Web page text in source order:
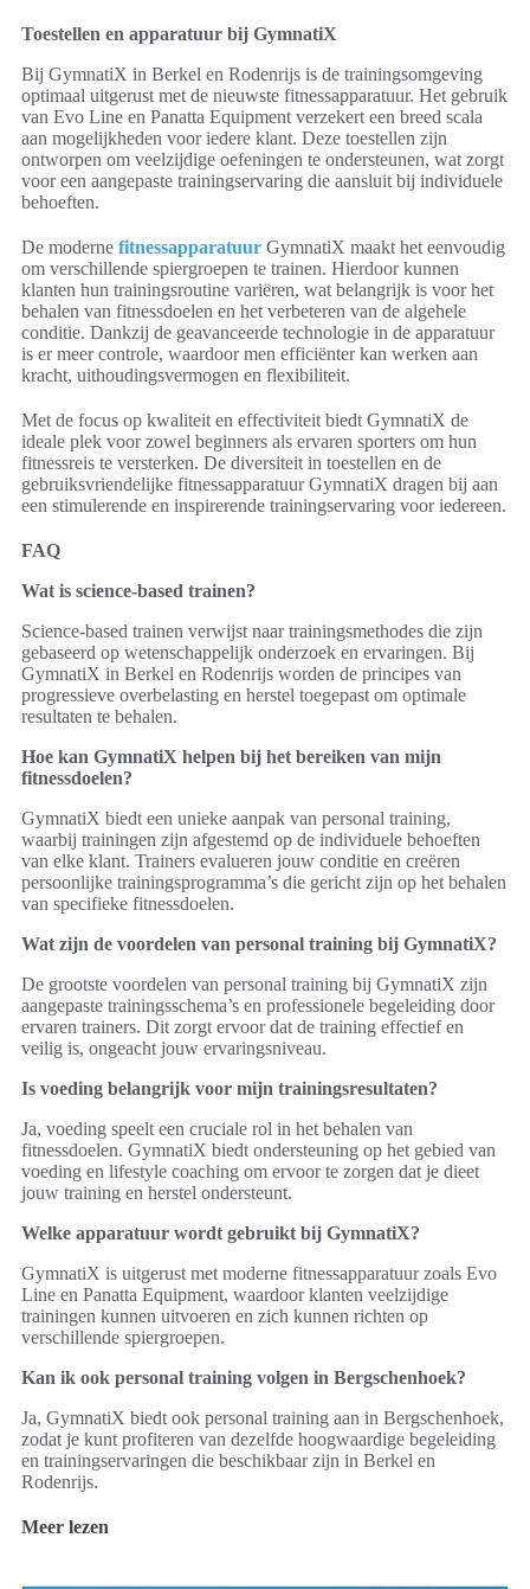
Toestellen en apparatuur bij GymnatiX
Bij GymnatiX in Berkel en Rodenrijs is de trainingsomgeving
optimaal uitgerust met de nieuwste fitnessapparatuur. Het gebruik
van Evo Line en Panatta Equipment verzekert een breed scala
aan mogelijkheden voor iedere klant. Deze toestellen zijn
ontworpen om veelzijdige oefeningen te ondersteunen, wat zorgt
voor een aangepaste trainingservaring die aansluit bij individuele
behoeften.
De moderne fitnessapparatuur GymnatiX maakt het eenvoudig
om verschillende spiergroepen te trainen. Hierdoor kunnen
klanten hun trainingsroutine variëren, wat belangrijk is voor het
behalen van fitnessdoelen en het verbeteren van de algehele
conditie. Dankzij de geavanceerde technologie in de apparatuur
is er meer controle, waardoor men efficiënter kan werken aan
kracht, uithoudingsvermogen en flexibiliteit.
Met de focus op kwaliteit en effectiviteit biedt GymnatiX de
ideale plek voor zowel beginners als ervaren sporters om hun
fitnessreis te versterken. De diversiteit in toestellen en de
gebruiksvriendelijke fitnessapparatuur GymnatiX dragen bij aan
een stimulerende en inspirerende trainingservaring voor iedereen.
FAQ
Wat is science-based trainen?
Science-based trainen verwijst naar trainingsmethodes die zijn
gebaseerd op wetenschappelijk onderzoek en ervaringen. Bij
GymnatiX in Berkel en Rodenrijs worden de principes van
progressieve overbelasting en herstel toegepast om optimale
resultaten te behalen.
Hoe kan GymnatiX helpen bij het bereiken van mijn
fitnessdoelen?
GymnatiX biedt een unieke aanpak van personal training,
waarbij trainingen zijn afgestemd op de individuele behoeften
van elke klant. Trainers evalueren jouw conditie en creëren
persoonlijke trainingsprogramma’s die gericht zijn op het behalen
van specifieke fitnessdoelen.
Wat zijn de voordelen van personal training bij GymnatiX?
De grootste voordelen van personal training bij GymnatiX zijn
aangepaste trainingsschema’s en professionele begeleiding door
ervaren trainers. Dit zorgt ervoor dat de training effectief en
veilig is, ongeacht jouw ervaringsniveau.
Is voeding belangrijk voor mijn trainingsresultaten?
Ja, voeding speelt een cruciale rol in het behalen van
fitnessdoelen. GymnatiX biedt ondersteuning op het gebied van
voeding en lifestyle coaching om ervoor te zorgen dat je dieet
jouw training en herstel ondersteunt.
Welke apparatuur wordt gebruikt bij GymnatiX?
GymnatiX is uitgerust met moderne fitnessapparatuur zoals Evo
Line en Panatta Equipment, waardoor klanten veelzijdige
trainingen kunnen uitvoeren en zich kunnen richten op
verschillende spiergroepen.
Kan ik ook personal training volgen in Bergschenhoek?
Ja, GymnatiX biedt ook personal training aan in Bergschenhoek,
zodat je kunt profiteren van dezelfde hoogwaardige begeleiding
en trainingservaringen die beschikbaar zijn in Berkel en
Rodenrijs.
Meer lezen